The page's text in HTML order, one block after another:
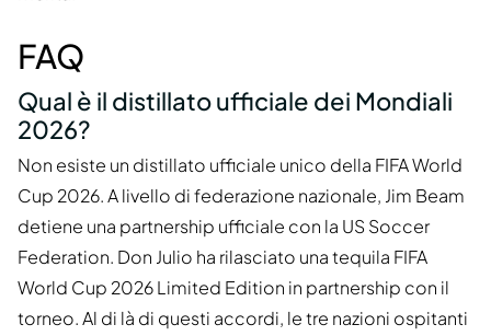
FAQ
Qual è il distillato ufficiale dei Mondiali
2026?
Non esiste un distillato ufficiale unico della FIFA World
Cup 2026. A livello di federazione nazionale, Jim Beam
detiene una partnership ufficiale con la US Soccer
Federation. Don Julio ha rilasciato una tequila FIFA
World Cup 2026 Limited Edition in partnership con il
torneo. Al di là di questi accordi, le tre nazioni ospitanti